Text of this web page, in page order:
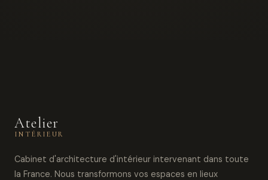
Atelier
INTÉRIEUR
Cabinet d'architecture d'intérieur intervenant dans toute
la France. Nous transformons vos espaces en lieux